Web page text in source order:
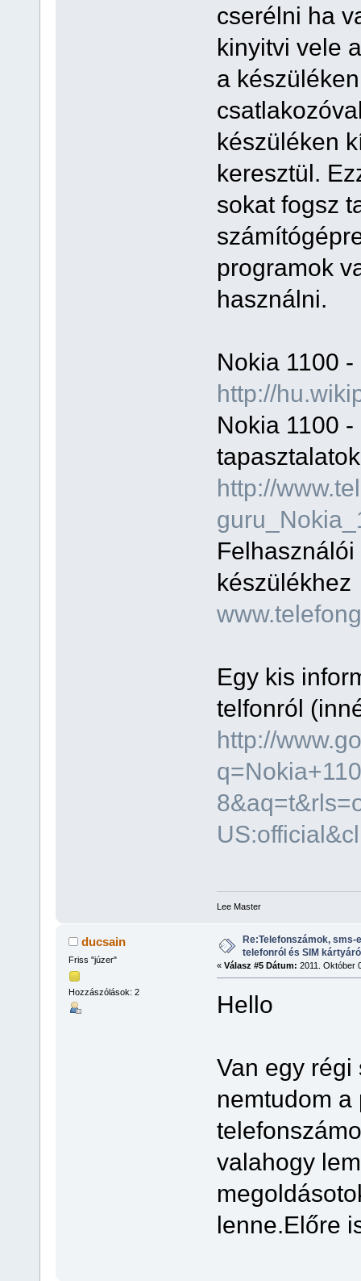
cserélni ha
kinyitvi vele
a
készüléken
keresztül.
sokat fogsz
programok
használni.
Nokia 1100
http://
Nokia 1100
tapasztalatok
http://
készülékhez
Egy kis
telfonról
http://
Lee Master
ducsain
Friss "júzer"
Hozzászólások: 2
Re:Telefonszámok,
telefonról és SIM
« Válasz #5 Dátum: 2011. Október
Hello
Van egy régi
nemtudom a
valahogy
lenne.Előre